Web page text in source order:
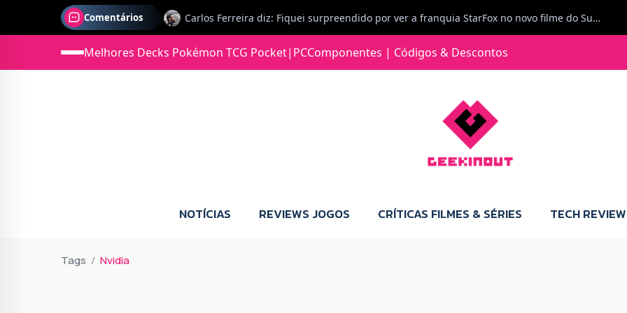
Comentários
Jonas diz: Estou seriamente com vontade para comprar para a Switch 2 :P
Melhores Decks Pokémon TCG Pocket| PCComponentes | Códigos & Descontos
NOTÍCIAS REVIEWS JOGOS CRÍTICAS FILMES & SÉRIES TECH
Tags Nvidia